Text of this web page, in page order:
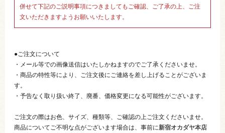
併せて下記のご説明事項につきましてもご確認、ご了承の上、ご注
文いただきますようお願いいたします。
●ご注文について
・メール等での画像送信はいたしかねますのでご了承くださいませ。
・商品の特性等により、ご注文後にご連絡を差し上げることがございま
す。
・予告なく取り扱い終了、廃番、価格変更になる可能性がございます。
ご注文の際はお色、サイズ、種類等、ご確認の上ご注文くださいませ。
商品についてご不明な点がございます場合は、事前に新宿オカダヤ本店